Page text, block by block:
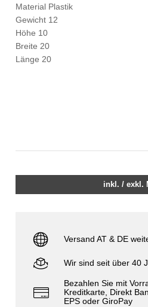
Material Plastik
Gewicht 12
Höhe 10
Breite 20
Länge 20
inkl. / exkl.
Versand AT & DE
Wir sind seit über 40
Bezahlen Sie mit
Kreditkarte, Direkt
EPS oder GiroPay